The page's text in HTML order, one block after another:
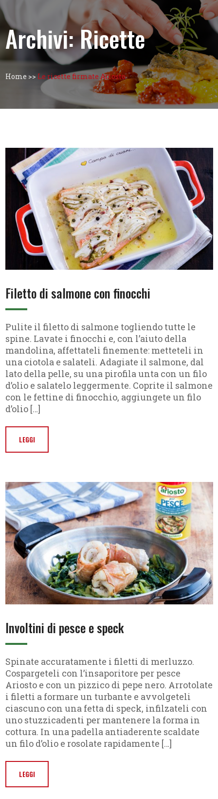
Archivi:Ricette
Home >> Le ricette firmate Ariosto
Filetto di salmone con finocchi
Pulite il filetto di salmone togliendo tutte le
spine. Lavate i finocchi e, con l’aiuto della
mandolina, affettateli finemente: metteteli in
una ciotola e salateli. Adagiate il salmone, dal
lato della pelle, su una pirofila unta con un filo
d’olio e salatelo leggermente. Coprite il salmone
con le fettine di finocchio, aggiungete un filo
d’olio […]
LEGGI
Involtini di pesce e speck
Spinate accuratamente i filetti di merluzzo.
Cospargeteli con l’insaporitore per pesce
Ariosto e con un pizzico di pepe nero. Arrotolate
i filetti a formare un turbante e avvolgeteli
ciascuno con una fetta di speck, infilzateli con
uno stuzzicadenti per mantenere la forma in
cottura. In una padella antiaderente scaldate
un filo d’olio e rosolate rapidamente […]
LEGGI